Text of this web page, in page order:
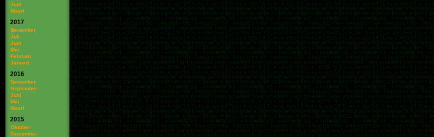
Juni
Maart
2017
December
Juli
Juni
Mei
Februari
Januari
2016
December
September
Juni
Mei
Maart
2015
Oktober
September